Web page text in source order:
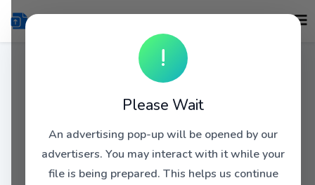
!
Please Wait
An advertising pop-up will be opened by our
advertisers. You may interact with it while your
file is being prepared. This helps us continue